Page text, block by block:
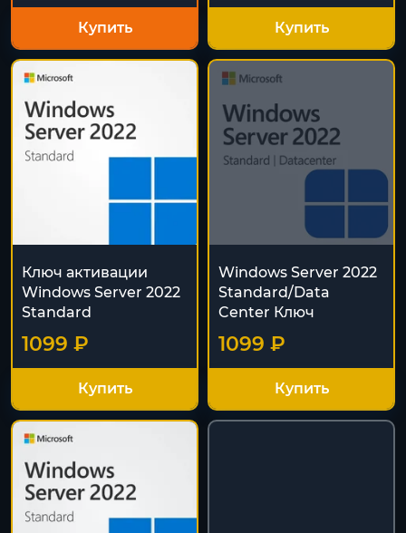
Купить Купить
Ключ активации
Windows Server 2022
Standard
1099 ₽
Купить
Windows Server 2022
Standard/Data
Center Ключ
1099 ₽
Купить